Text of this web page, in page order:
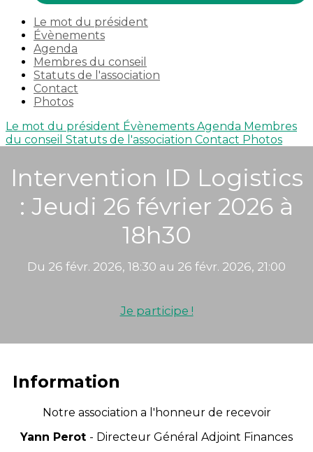
Le mot du président
Évènements
Agenda
Membres du conseil
Statuts de l'association
Contact
Photos
Le mot du président Évènements Agenda Membres
du conseil Statuts de l'association Contact Photos
Intervention ID Logistics
: Jeudi 26 février 2026 à
18h30
Du 26 févr. 2026, 18:30 au 26 févr. 2026, 21:00
Je participe !
Information
Notre association a l'honneur de recevoir
Yann Perot - Directeur Général Adjoint Finances